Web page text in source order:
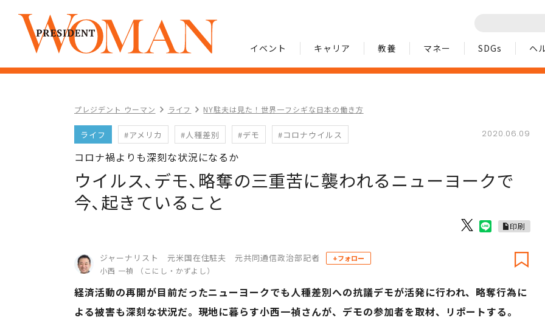
イベント キャリア 教養 マネー SDGs ヘ
プレジデント ウーマン ライフ NY駐夫は見た！世界一フシギな日本の働き方
ライフ #アメリカ #人種差別 #デモ #コロナウイルス 2020.06.09
コロナ禍よりも深刻な状況になるか
ウイルス､デモ､略奪の三重苦に襲われるニューヨークで
今､起きていること
印刷
ジャーナリスト 元米国在住駐夫 元共同通信政治部記者
小西 一禎 （こにし・かずよし）
+フォロー
経済活動の再開が目前だったニューヨークでも人種差別への抗議デモが活発に行われ、略奪行為に
よる被害も深刻な状況だ。現地に暮らす小西一禎さんが、デモの参加者を取材、リポートする。